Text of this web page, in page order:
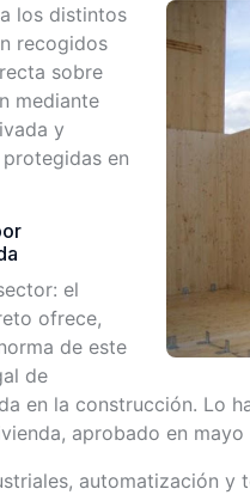
los distintos
recogidos
sobre
mediante
y
en
el
ofrece,
de este
de
en la construcción. Lo
aprobado en
automatización